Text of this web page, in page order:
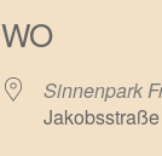
WO
Sinnenpark